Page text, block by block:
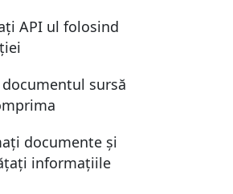
API ul folosind
sursă
documente și
informațiile